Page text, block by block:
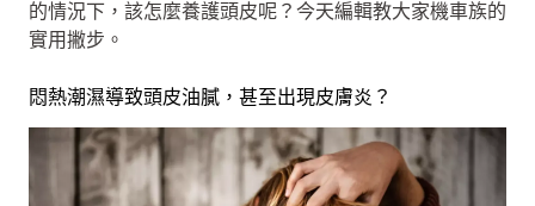
的情況下，該怎麼養護頭皮呢？今天編輯教大家機車族的
實用撇步。
悶熱潮濕導致頭皮油膩，甚至出現皮膚炎？